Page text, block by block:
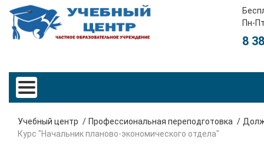
Пн-
8
Учебный центр Профессиональная переподготовка
Курс "Начальник планово-экономического отдела"